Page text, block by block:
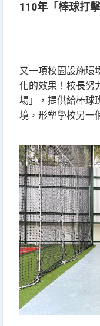
110年「棒球打
又一項校園設施環
化的效果！ 校長努
場」，提供給棒球
境，形塑學校另一